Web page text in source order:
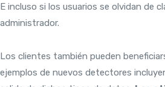
E incluso si los usuarios se olvidan de
administrador.
Los clientes también pueden
ejemplos de nuevos detectores